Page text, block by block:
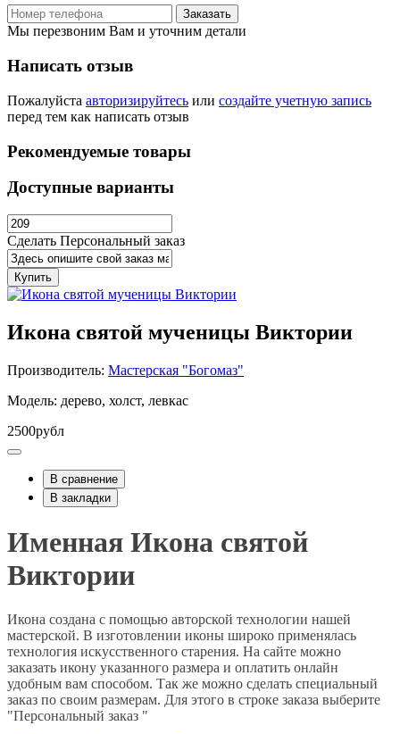
Заказать
Мы перезвоним Вам и уточним детали
Написать отзыв
Пожалуйста авторизируйтесь или создайте учетную запись
перед тем как написать отзыв
Рекомендуемые товары
Доступные варианты
Сделать Персональный заказ
Купить
Икона святой мученицы Виктории
Производитель: Мастерская "Богомаз"
Модель: дерево, холст, левкас
2500рубл
В сравнение
В закладки
Именная Икона святой
Виктории
Икона создана с помощью авторской технологии нашей
мастерской. В изготовлении иконы широко применялась
технология искусственного старения. На сайте можно
заказать икону указанного размера и оплатить онлайн
удобным вам способом. Так же можно сделать специальный
заказ по своим размерам. Для этого в строке заказа выберите
"Персональный заказ "